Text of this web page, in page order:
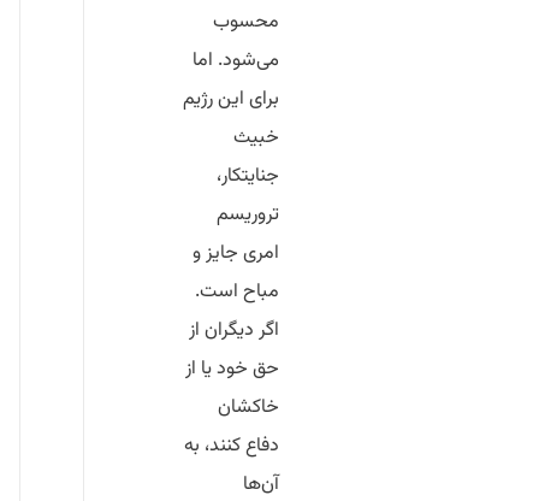
محسوب
می‌شود. اما
برای این رژیم
خبیث
جنایتکار،
تروریسم
امری جایز و
مباح است.
اگر دیگران از
حق خود یا از
خاکشان
دفاع کنند، به
آن‌ها